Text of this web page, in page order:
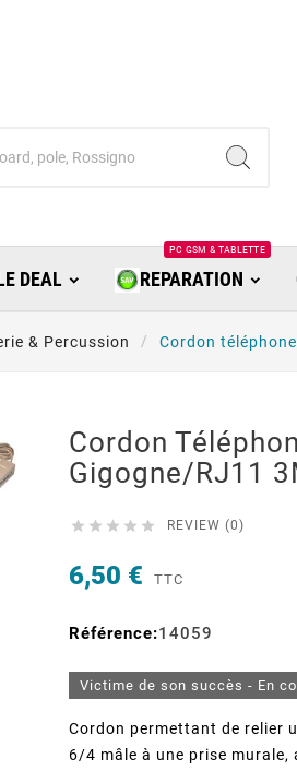
DEAL REPARATION
PC GSM & TABLETTE
& Percussion Cordon
Cordon
Gigogne/RJ11
     REVIEW (0)
6,50 € TTC
Référence:14059
Victime de son succès - En
Cordon permettant de relier
6/4 mâle à une prise